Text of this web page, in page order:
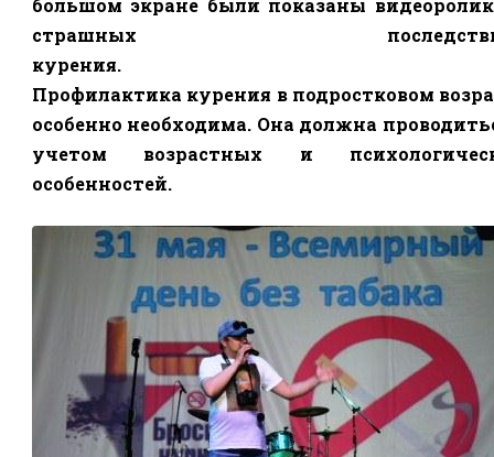
большом экране были показаны
страшных
курения.
Профилактика курения в подростковом
особенно необходима. Она должна
учетом возрастных и
особенностей.